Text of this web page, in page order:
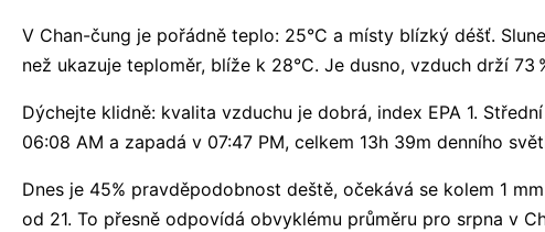
V Chan-čung je pořádně teplo: 25°C a místy blízký déšť.
než ukazuje teploměr, blíže k 28°C. Je dusno, vzduch drží 73
Dýchejte klidně: kvalita vzduchu je dobrá, index EPA 1.
06:08 AM a zapadá v 07:47 PM, celkem 13h 39m denního
Dnes je 45% pravděpodobnost deště, očekává se kolem 1
od 21. To přesně odpovídá obvyklému průměru pro srpna v